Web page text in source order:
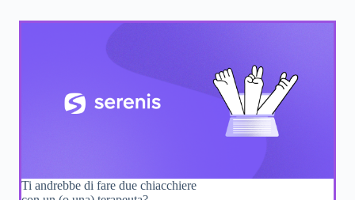
Ti andrebbe di fare due chiacchiere